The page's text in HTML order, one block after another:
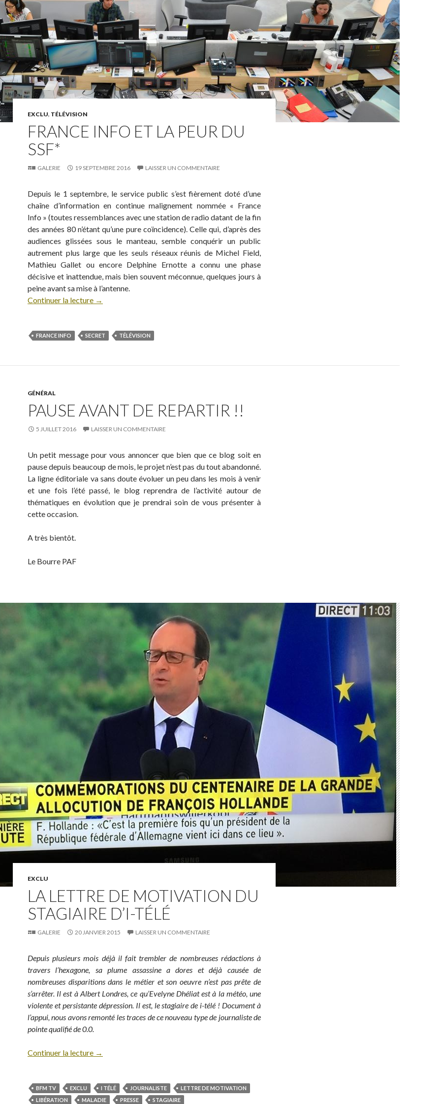
EXCLU, TÉLÉVISION
FRANCE INFO ET LA PEUR DU
SSF*
GALERIE 19 SEPTEMBRE 2016 LAISSER UN COMMENTAIRE
Depuis le 1 septembre, le service public s’est fièrement doté d’une
chaîne d’information en continue malignement nommée « France
Info » (toutes ressemblances avec une station de radio datant de la fin
des années 80 n’étant qu’une pure coïncidence). Celle qui, d’après des
audiences glissées sous le manteau, semble conquérir un public
autrement plus large que les seuls réseaux réunis de Michel Field,
Mathieu Gallet ou encore Delphine Ernotte a connu une phase
décisive et inattendue, mais bien souvent méconnue, quelques jours à
peine avant sa mise à l’antenne.
Continuer la lecture →
FRANCE INFO SECRET TÉLÉVISION
GÉNÉRAL
PAUSE AVANT DE REPARTIR !!
5 JUILLET 2016 LAISSER UN COMMENTAIRE
Un petit message pour vous annoncer que bien que ce blog soit en
pause depuis beaucoup de mois, le projet n’est pas du tout abandonné.
La ligne éditoriale va sans doute évoluer un peu dans les mois à venir
et une fois l’été passé, le blog reprendra de l’activité autour de
thématiques en évolution que je prendrai soin de vous présenter à
cette occasion.
A très bientôt.
Le Bourre PAF
EXCLU
LA LETTRE DE MOTIVATION DU
STAGIAIRE D’I-TÉLÉ
GALERIE 20 JANVIER 2015 LAISSER UN COMMENTAIRE
Depuis plusieurs mois déjà il fait trembler de nombreuses rédactions à
travers l’hexagone, sa plume assassine a dores et déjà causée de
nombreuses disparitions dans le métier et son oeuvre n’est pas prête de
s’arrêter. Il est à Albert Londres, ce qu’Evelyne Dhéliat est à la météo, une
violente et persistante dépression. Il est, le stagiaire de i-télé ! Document à
l’appui, nous avons remonté les traces de ce nouveau type de journaliste de
pointe qualifié de 0.0.
Continuer la lecture →
BFM TV EXCLU I TÉLÉ JOURNALISTE
LETTRE DE MOTIVATION
LIBÉRATION
MALADIE PRESSE STAGIAIRE